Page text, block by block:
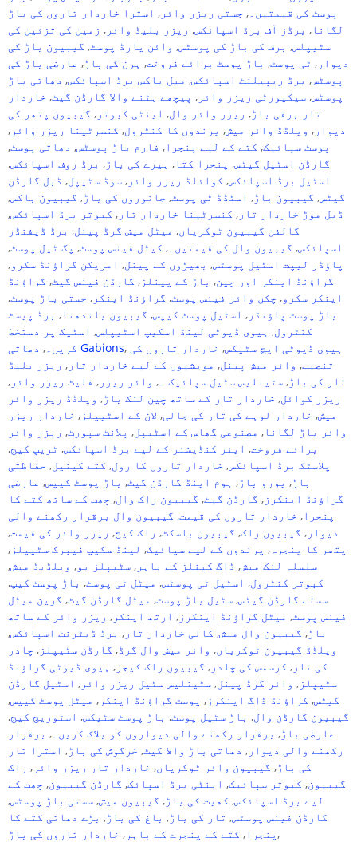
پوسٹ کی قیمتیں۔ , جستی ریزر وائر , استرا خاردار تاروں کی باڑ
لگانا , برڈز آف برڈ اسپائکس, ریزر بلیڈ وائر , زمین کی تزئین کی
سٹیپلس, برف کی باڑ کی پوسٹس, وائن یارڈ پوسٹ, گیبیون باڑ کی
دیوار , ٹی پوسٹ, باڑ پوسٹ برائے فروخت, ہرن کی باڑ, عارضی باڑ کی
پوسٹس, برڈ ریپیلنٹ اسپائکس, میل باکس برڈ اسپائکس, دھاتی باڑ
پوسٹس, سیکیورٹی ریزر وائر , پیچھے ہٹنے والا گارڈن گیٹ, خاردار
تار برقی باڑ, ریزر وائر وال, اینٹی کبوتر , گیبیون پتھر کی
دیوار , ویلڈڈ وائر میش, پرندوں کا کنٹرول, کنسرٹینا ریزر وائر ,
پوسٹ سپائیک, کتے کے لیے پنجرا , فارم باڑ پوسٹس, دھاتی پوسٹ,
گارڈن اسٹیل گیٹس, پنجرا کتا , ہیرے کی باڑ, برڈ روف اسپائکس,
اسٹیل برڈ اسپائکس, کوائلڈ ریزر وائر , سوڈ سٹیپل, ڈبل گارڈن
گیٹس, گیبیون باڑ, اسٹڈڈ ٹی پوسٹ, جانوروں کی باڑ, گیبیون باکس,
ڈبل موڑ خاردار تار , کنسرٹینا خاردار تار , کبوتر برڈ اسپائکس,
گالفن گیبیون ٹوکریاں, میٹل میش گرڈ پینل, برڈ ڈیفنڈر
اسپائکس, گیبیون وال کی قیمتیں۔ , کیٹل فینس پوسٹ, پگ ٹیل پوسٹ,
پاؤڈر لیپت اسٹیل پوسٹس, بھیڑوں کے پینل, امریکن گراؤنڈ سکرو,
گراؤنڈ اینکر اور چین, باڑ کے پینلز , گارڈن فینس گیٹ, گراؤنڈ
اینکر سکرو, چکن وائر فینس پوسٹ, گراؤنڈ اینکر , جستی باڑ پوسٹ,
باڑ پوسٹ پاؤنڈر , اسٹیل پوسٹ کیپس, گیبیون باندھنا , برڈ پیسٹ
کنٹرول, ہیوی ڈیوٹی لینڈ اسکیپ اسٹیپلس, اسٹیک پر دستخط
کریں۔ , دھاتی Gabions, ہیوی ڈیوٹی ایچ سٹیکس, خاردار تاروں کی
تنصیب, وائر میش پینل, مویشیوں کے لیے خاردار تار , ریزر بلیڈ
تار کی باڑ, سٹینلیس سٹیل سپائیک ۔ , وائر ریزر , فلیٹ ریزر وائر ,
ریزر کوائل, خاردار تار کے ساتھ چین لنک باڑ, ویلڈڈ ریزر وائر
میش, خاردار لوہے کی تار کی جالی, لان کے اسٹیپلز , خاردار ریزر
وائر باڑ لگانا , مصنوعی گھاس کے اسٹیپل, پلانٹ سپورٹ, ریزر وائر
برائے فروخت, ایئر کنڈیشنر کے لیے برڈ اسپائکس, ٹریپ کیج,
پلاسٹک برڈ اسپائکس, خاردار تاروں کا رول, کتے کینیل, حفاظتی
باڑ, یورو باڑ, ہوم اینڈ گارڈن گیٹ, باڑ پوسٹ کیپس, عارضی
گراؤنڈ اینکرز , گارڈن گیٹ, گیبیون راک وال, چھت کے ساتھ کتے کا
پنجرا , خاردار تاروں کی قیمت, گیبیون وال برقرار رکھنے والی
دیوار , گیبیون راک, گیبیون باسکٹ, راک کیج, ریزر وائر کی قیمت,
پتھر کا پنجرہ , پرندوں کے لیے سپائیک, لینڈ سکیپ فیبرک سٹیپلز ,
سلسلہ لنک میش, ڈاگ کینلز کے باہر , سٹیپلز یو, ویلڈیڈ میش,
کبوتر کنٹرول, اسٹیل ٹی پوسٹس, میٹل ٹی پوسٹ, باڑ پوسٹ کیپ,
سستے گارڈن گیٹس, سٹیل باڑ پوسٹ, میٹل گارڈن گیٹ, گرین میٹل
فینس پوسٹ, میٹل گراؤنڈ اینکرز , ارتھ اینکر , ریزر وائر کے ساتھ
باڑ, گیبیون وال میش, کالی خاردار تار , برڈ ڈیٹرنٹ اسپائکس,
ویلڈڈ گیبیون ٹوکریاں, وائر میش وال گرڈ, گارڈن سٹیپلز , چادر
کی تار , کرسمس کی چادر , گیبیون راک کیجز , ہیوی ڈیوٹی گراؤنڈ
سٹیپلز , وائر گرڈ پینل, سٹینلیس سٹیل ریزر وائر , اسٹیل گارڈن
گیٹس, گراؤنڈ ڈاگ اینکرز , پوسٹ گراؤنڈ اینکر , میٹل پوسٹ کیپس,
گیبیون گارڈن وال, باڑ سٹیل پوسٹ, باڑ پوسٹ سٹیکس, اسٹوریج کیج,
عارضی باڑ, برقرار رکھنے والی دیواروں کو بلاک کریں۔ , برقرار
رکھنے والی دیوار , دھاتی باڑ والا گیٹ, خرگوش کی باڑ, استرا تار
کی باڑ, گیبیون وائر ٹوکریاں, خاردار تار ریزر وائر , راک
گیبیون, کبوتر سپائیک, اینٹی برڈ اسپائک, گارڈن گیبیون, چھت کے
لیے برڈ اسپائکس, کھیت کی باڑ, گیبیون میش, سستی باڑ پوسٹس,
گارڈن فینس پوسٹس, تار کی باڑ, باغ کی باڑ, بڑے دھاتی کتے کا
پنجرا , کتے کے پنجرے کے باہر , خاردار تاروں کی باڑ ,